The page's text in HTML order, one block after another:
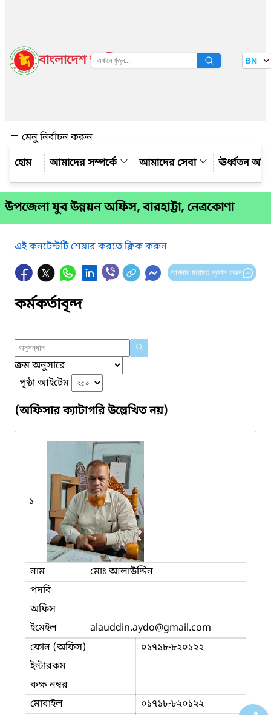
বাংলাদেশ জাতীয় তথ্য বাতায়ন BN
মেনু নির্বাচন করুন
আমাদের সম্পর্কে
আমাদের সেবা ঊর্ধ্বতন
উপজেলা যুব উন্নয়ন অফিস, বারহাট্টা, নেত্রকোণা
এই কনটেন্টটি শেয়ার করতে ক্লিক করুন
আপনার মতামত প্রদান করুন
কর্মকর্তাবৃন্দ
ক্রম অনুসারে
পৃষ্ঠা আইটেম
(অফিসার ক্যাটাগরি উল্লেখিত নয়)
১
নাম
মোঃ আলাউদ্দিন
পদবি
অফিস
ইমেইল
alauddin.aydo@gmail.com
ফোন (অফিস)
০১৭১৮-৮২০১২২
ইন্টারকম
কক্ষ নম্বর
মোবাইল
০১৭১৮-৮২০১২২